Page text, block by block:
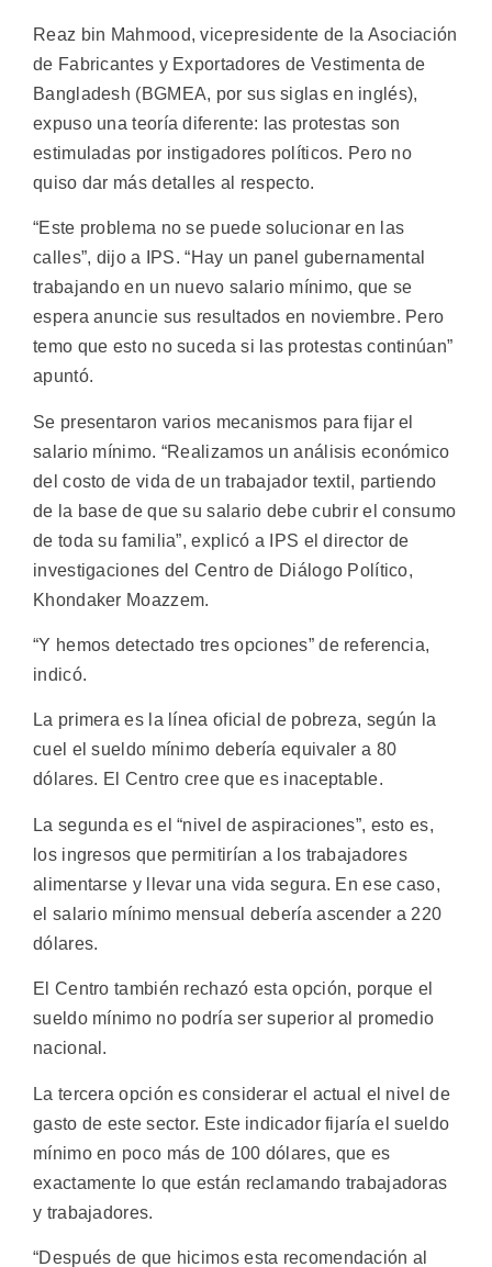
Reaz bin Mahmood, vicepresidente de la Asociación
de Fabricantes y Exportadores de Vestimenta de
Bangladesh (BGMEA, por sus siglas en inglés),
expuso una teoría diferente: las protestas son
estimuladas por instigadores políticos. Pero no
quiso dar más detalles al respecto.
“Este problema no se puede solucionar en las
calles”, dijo a IPS. “Hay un panel gubernamental
trabajando en un nuevo salario mínimo, que se
espera anuncie sus resultados en noviembre. Pero
temo que esto no suceda si las protestas continúan”
apuntó.
Se presentaron varios mecanismos para fijar el
salario mínimo. “Realizamos un análisis económico
del costo de vida de un trabajador textil, partiendo
de la base de que su salario debe cubrir el consumo
de toda su familia”, explicó a IPS el director de
investigaciones del Centro de Diálogo Político,
Khondaker Moazzem.
“Y hemos detectado tres opciones” de referencia,
indicó.
La primera es la línea oficial de pobreza, según la
cuel el sueldo mínimo debería equivaler a 80
dólares. El Centro cree que es inaceptable.
La segunda es el “nivel de aspiraciones”, esto es,
los ingresos que permitirían a los trabajadores
alimentarse y llevar una vida segura. En ese caso,
el salario mínimo mensual debería ascender a 220
dólares.
El Centro también rechazó esta opción, porque el
sueldo mínimo no podría ser superior al promedio
nacional.
La tercera opción es considerar el actual el nivel de
gasto de este sector. Este indicador fijaría el sueldo
mínimo en poco más de 100 dólares, que es
exactamente lo que están reclamando trabajadoras
y trabajadores.
“Después de que hicimos esta recomendación al